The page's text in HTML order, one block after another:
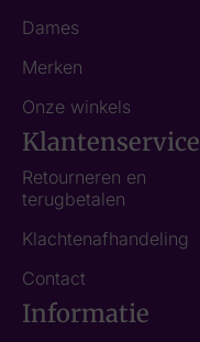
Dames
Merken
Onze winkels
Klantenservice
Retourneren en
terugbetalen
Klachtenafhandeling
Contact
Informatie